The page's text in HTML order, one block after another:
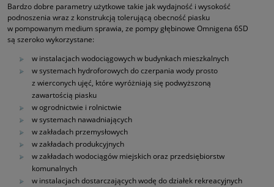
Bardzo dobre parametry użytkowe takie jak wydajność i wysokość
podnoszenia wraz z konstrukcją tolerującą obecność piasku
w pompowanym medium sprawia, ze pompy głębinowe Omnigena 6SD
są szeroko wykorzystane:
w instalacjach wodociągowych w budynkach mieszkalnych
w systemach hydroforowych do czerpania wody prosto
z wierconych ujęć, które wyróżniają się podwyższoną
zawartością piasku
w ogrodnictwie i rolnictwie
w systemach nawadniających
w zakładach przemysłowych
w zakładach produkcyjnych
w zakładach wodociągów miejskich oraz przedsiębiorstw
komunalnych
w instalacjach dostarczających wodę do działek rekreacyjnych